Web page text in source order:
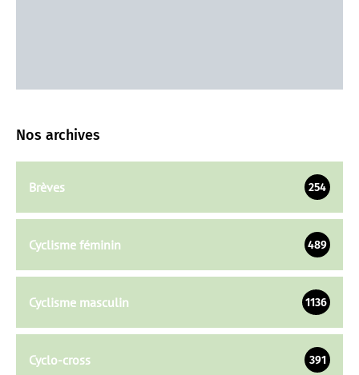
Nos archives
Brèves 254
Cyclisme féminin 489
Cyclisme masculin 1136
Cyclo-cross 391